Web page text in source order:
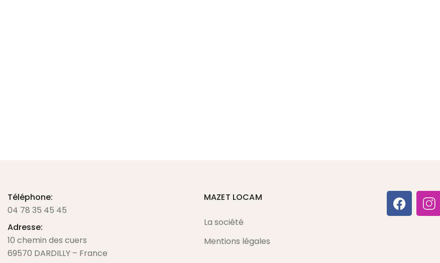
Téléphone:
04 78 35 45 45
Adresse:
10 chemin des cuers
69570 DARDILLY – France
MAZET LOCAM
La société
Mentions légales